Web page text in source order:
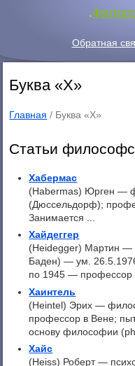
.
Обратная
Буква «Х»
Главная / Буква «Х»
Статьи
Хабермас
(Habermas) Юрген —
(Дюссельдорф);
Занимается ...
Хайдеггер
(Heidegger) Мартин —
Баден) — ум.
по 1945 — профессор
Хаинтель
(Heintel) Эрих —
профессор в Вене;
основу философии
Хайс
(Heiss) Роберт —